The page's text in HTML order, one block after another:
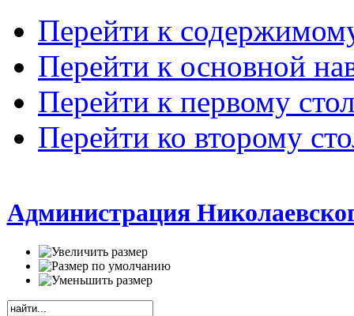
Перейти к
Перейти к основной
Перейти к первому
Перейти ко второму
Администрация